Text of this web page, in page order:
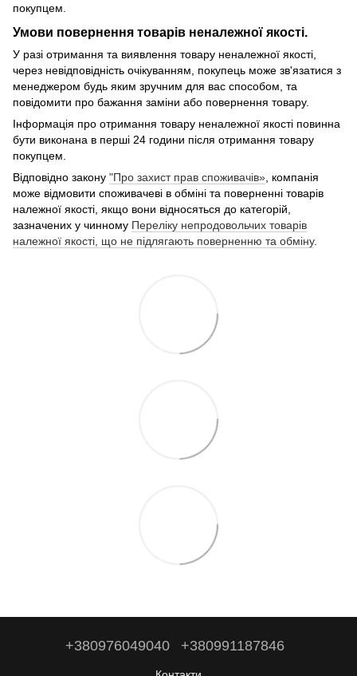
покупцем.
Умови повернення товарів неналежної якості.
У разі отримання та виявлення товару неналежної якості,
через невідповідність очікуванням, покупець може зв'язатися з
менеджером будь яким зручним для вас способом, та
повідомити про бажання заміни або повернення товару.
Інформація про отримання товару неналежної якості повинна
бути виконана в перші 24 години після отримання товару
покупцем.
Відповідно закону "Про захист прав споживачів», компанія
може відмовити споживачеві в обміні та поверненні товарів
належної якості, якщо вони відносяться до категорій,
зазначених у чинному Переліку непродовольчих товарів
належної якості, що не підлягають поверненню та обміну.
+380976049040 +380991187846